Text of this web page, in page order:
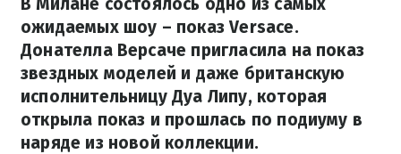
ожидаемых шоу – показ Versace.
Донателла Версаче пригласила на показ
звездных моделей и даже британскую
исполнительницу Дуа Липу, которая
открыла показ и прошлась по подиуму в
наряде из новой коллекции.